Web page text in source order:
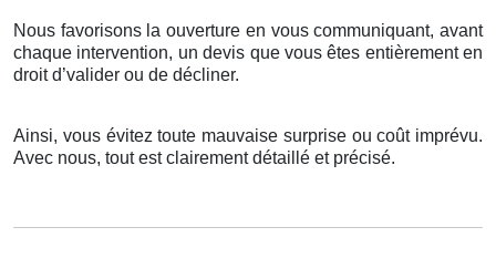
Nous favorisons la ouverture en vous communiquant, avant
chaque intervention, un devis que vous êtes entièrement en
droit d’valider ou de décliner.
Ainsi, vous évitez toute mauvaise surprise ou coût imprévu.
Avec nous, tout est clairement détaillé et précisé.